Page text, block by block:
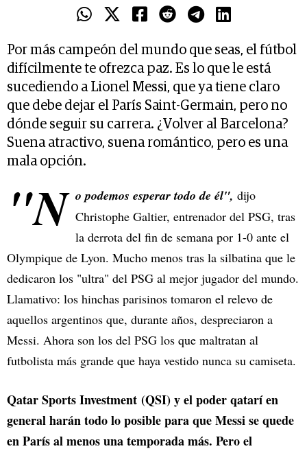
Por más campeón del mundo que seas, el fútbol
difícilmente te ofrezca paz. Es lo que le está
sucediendo a Lionel Messi, que ya tiene claro
que debe dejar el París Saint-Germain, pero no
dónde seguir su carrera. ¿Volver al Barcelona?
Suena atractivo, suena romántico, pero es una
mala opción.
"N o podemos esperar todo de él", dijo
Christophe Galtier, entrenador del PSG, tras
la derrota del fin de semana por 1-0 ante el
Olympique de Lyon. Mucho menos tras la silbatina que le
dedicaron los "ultra" del PSG al mejor jugador del mundo.
Llamativo: los hinchas parisinos tomaron el relevo de
aquellos argentinos que, durante años, despreciaron a
Messi. Ahora son los del PSG los que maltratan al
futbolista más grande que haya vestido nunca su camiseta.
Qatar Sports Investment (QSI) y el poder qatarí en
general harán todo lo posible para que Messi se quede
en París al menos una temporada más. Pero el